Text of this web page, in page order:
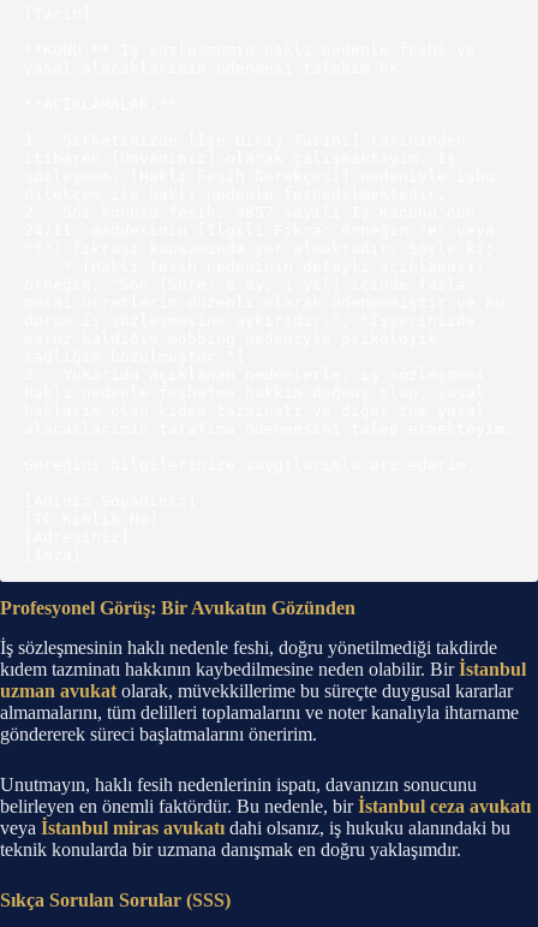
Profesyonel Görüş: Bir Avukatın Gözünden
İş sözleşmesinin haklı nedenle feshi, doğru yönetilmediği takdirde
kıdem tazminatı hakkının kaybedilmesine neden olabilir. Birİstanbul
uzman avukat olarak, müvekkillerime bu süreçte duygusal kararlar
almamalarını, tüm delilleri toplamalarını ve noter kanalıyla ihtarname
göndererek süreci başlatmalarını öneririm.
Unutmayın, haklı fesih nedenlerinin ispatı, davanızın sonucunu
belirleyen en önemli faktördür. Bu nedenle, birİstanbul ceza avukatı
veya İstanbul miras avukatı dahi olsanız, iş hukuku alanındaki bu
teknik konularda bir uzmana danışmak en doğru yaklaşımdır.
Sıkça Sorulan Sorular (SSS)